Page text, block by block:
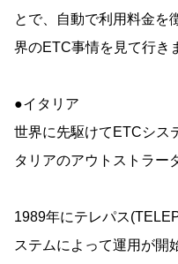
とで、自動で利用料金を
界のETC事情を見て行き
●イタリア
世界に先駆けてETCシス
タリアのアウトストラー
1989年にテレパス
ステムによって運用が開